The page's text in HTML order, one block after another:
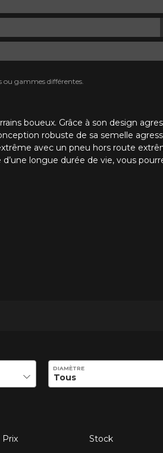
boueux. Grâce à son design
robuste de sa semelle
avec un pneu hors route
longue durée de vie, vous
ou gammes différentes.
DIAMÈTRE
Prix Stock